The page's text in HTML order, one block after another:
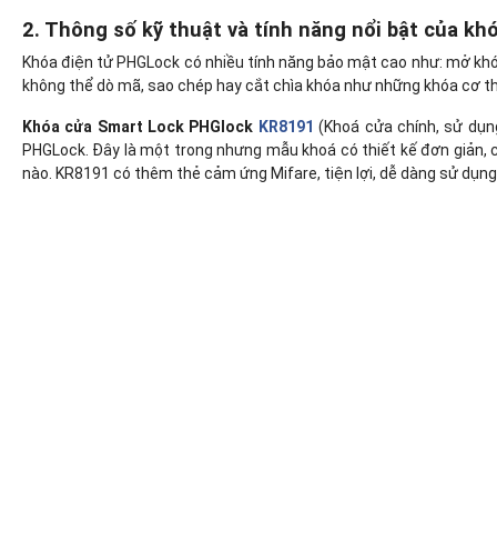
2. Thông số kỹ thuật và tính năng nổi bật của
Khóa điện tử PHGLock có nhiều tính năng bảo mật cao như: mở
không thể dò mã, sao chép hay cắt chìa khóa như những khóa cơ
Khóa cửa Smart Lock PHGlock KR8191 (Khoá cửa chính, sử
PHGLock. Đây là một trong nhưng mẫu khoá có thiết kế đơn
nào. KR8191 có thêm thẻ cảm ứng Mifare, tiện lợi, dễ dàng sử